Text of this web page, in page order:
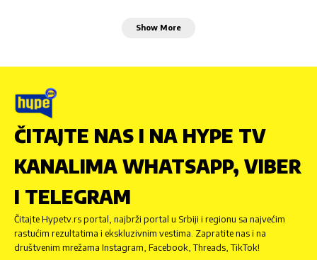
Show More
ČITAJTE NAS I NA HYPE TV
KANALIMA WHATSAPP, VIBER
I TELEGRAM
Čitajte Hypetv.rs portal, najbrži portal u Srbiji i regionu sa najvećim
rastućim rezultatima i ekskluzivnim vestima. Zapratite nas i na
društvenim mrežama Instagram, Facebook, Threads, TikTok!